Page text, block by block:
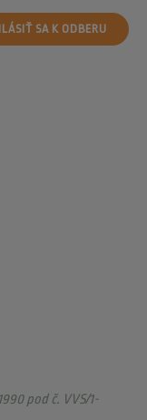
pod č. VVS/1-
SA K ODBERU